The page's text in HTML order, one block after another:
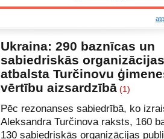
Ukraina: 290 baznīcas un
sabiedriskās organizācijas
atbalsta Turčinovu
vērtību aizsardzībā (1)
Pēc rezonanses sabiedrībā, ko
Aleksandra Turčinova raksts, 160
130 sabiedriskās organizācijas